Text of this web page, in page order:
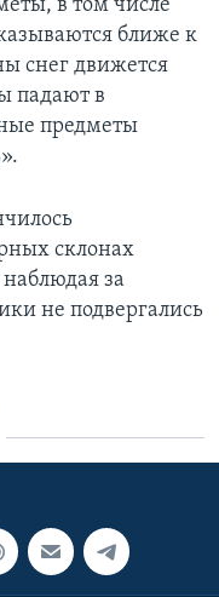
в том числе
ближе к
снег движется
падают в
предметы
склонах
за
не подвергались